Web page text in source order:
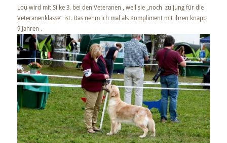
Lou wird mit Silke 3. bei den Veteranen , weil sie „noch zu jung für die
Veteranenklasse“ ist. Das nehm ich mal als Kompliment mit ihren knapp
9 Jahren .